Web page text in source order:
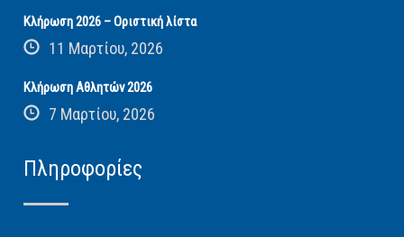
Κλήρωση 2026 – Οριστική λίστα
11 Μαρτίου, 2026
Κλήρωση Αθλητών 2026
7 Μαρτίου, 2026
Πληροφορίες